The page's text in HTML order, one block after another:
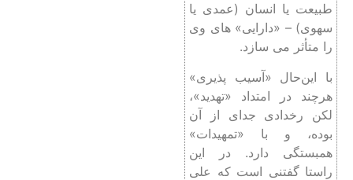
طبیعت یا انسان‌ (عمدی یا
سهوی) – «دارایی‌» های وی
را متأثر می ‌سازد.
با این‌حال «آسیب ‌پذیری»
هرچند در امتداد «تهدید»،
لکن رخدادی جدای از آن
بوده، و با «تمهیدات»
همبستگی دارد. در این
راستا گفتنی است که علی‌